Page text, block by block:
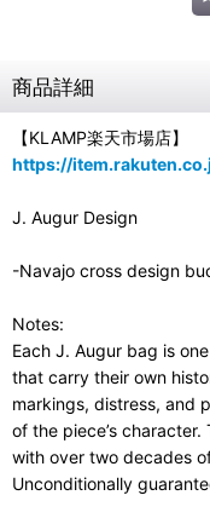
商品詳細
【KLAMP楽天市場店】
https://
J. Augur Design
-Navajo cross design
Notes:
Each J. Augur bag is
that carry their own
markings, distress, and
of the piece’s
with over two decades
Unconditionally